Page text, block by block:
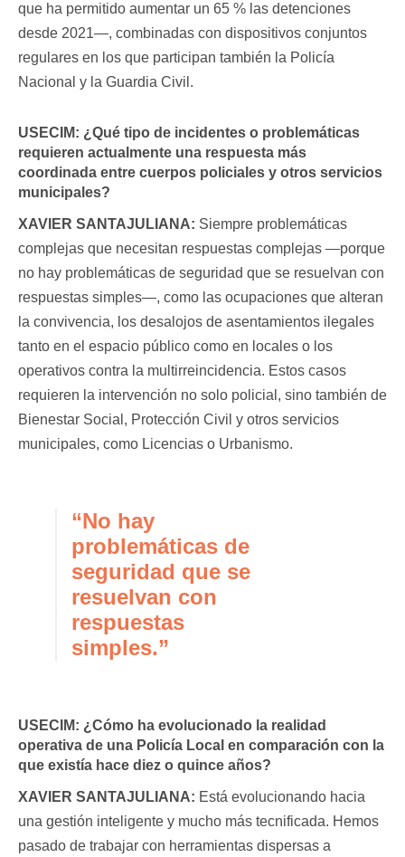
que ha permitido aumentar un 65 % las detenciones
desde 2021—, combinadas con dispositivos conjuntos
regulares en los que participan también la Policía
Nacional y la Guardia Civil.
USECIM: ¿Qué tipo de incidentes o problemáticas
requieren actualmente una respuesta más
coordinada entre cuerpos policiales y otros servicios
municipales?
XAVIER SANTAJULIANA: Siempre problemáticas
complejas que necesitan respuestas complejas —porque
no hay problemáticas de seguridad que se resuelvan con
respuestas simples—, como las ocupaciones que alteran
la convivencia, los desalojos de asentamientos ilegales
tanto en el espacio público como en locales o los
operativos contra la multirreincidencia. Estos casos
requieren la intervención no solo policial, sino también de
Bienestar Social, Protección Civil y otros servicios
municipales, como Licencias o Urbanismo.
“No hay
problemáticas de
seguridad que se
resuelvan con
respuestas
simples.”
USECIM: ¿Cómo ha evolucionado la realidad
operativa de una Policía Local en comparación con la
que existía hace diez o quince años?
XAVIER SANTAJULIANA: Está evolucionando hacia
una gestión inteligente y mucho más tecnificada. Hemos
pasado de trabajar con herramientas dispersas a